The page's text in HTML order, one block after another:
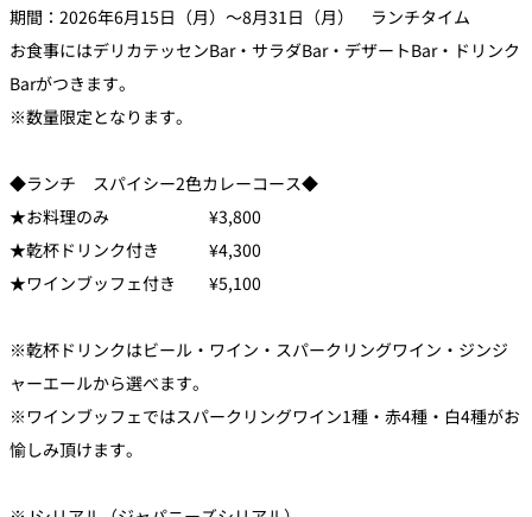
＞
メイン）＜
カフェ・ラウンジ
SATSUKI
ガーデンラウ
カフェ ラ ミル ミルクホール COFFEE
ダイニング
OUTRIGGER
バー
バー カプリ
期間：2026年6月15日（月）～8月31日（月） ランチタイム
お食事にはデリカテッセンBar・サラダBar・デザートBar・ドリンク
Barがつきます。
※数量限定となります。
◆ランチ スパイシー2色カレーコース◆
★お料理のみ ¥3,800
★乾杯ドリンク付き ¥4,300
★ワインブッフェ付き ¥5,100
※乾杯ドリンクはビール・ワイン・スパークリングワイン・ジンジ
ャーエールから選べます。
※ワインブッフェではスパークリングワイン1種・赤4種・白4種がお
愉しみ頂けます。